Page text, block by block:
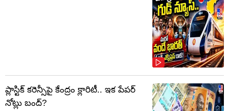
ప్లాస్టిక్‌ కరెన్సీపై కేంద్రం క్లారిటీ.. ఇక పేపర్‌
నోట్లు బంద్‌?